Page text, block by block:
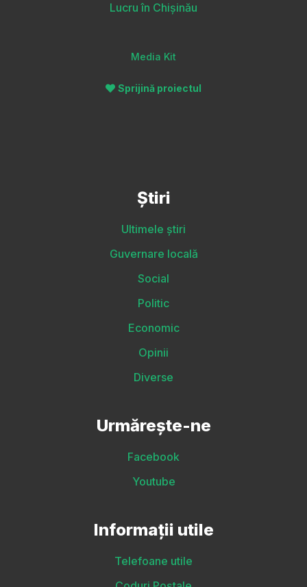
Lucru în Chișinău
Media Kit
Sprijină proiectul
Știri
Ultimele știri
Guvernare locală
Social
Politic
Economic
Opinii
Diverse
Urmărește-ne
Facebook
Youtube
Informații utile
Telefoane utile